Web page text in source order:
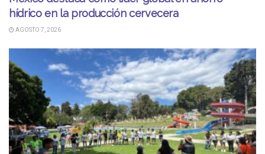
hídrico en la producción cervecera
AGOSTO 7, 2026